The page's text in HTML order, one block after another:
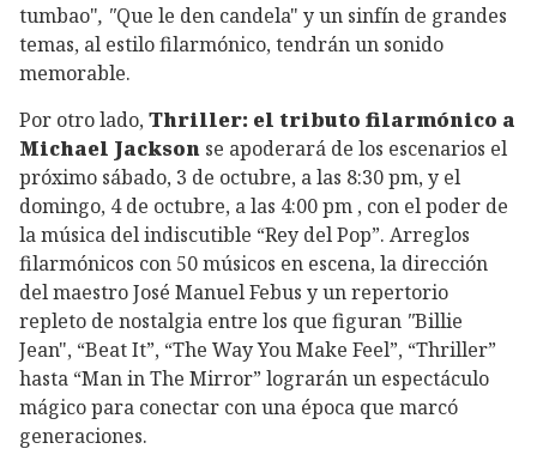
tumbao", "Que le den candela" y un sinfín de grandes
temas, al estilo filarmónico, tendrán un sonido
memorable.
Por otro lado,Thriller: el tributo filarmónico a
Michael Jackson se apoderará de los escenarios el
próximo sábado, 3 de octubre, a las 8:30 pm, y el
domingo, 4 de octubre, a las 4:00 pm , con el poder de
la música del indiscutible “Rey del Pop”. Arreglos
filarmónicos con 50 músicos en escena, la dirección
del maestro José Manuel Febus y un repertorio
repleto de nostalgia entre los que figuran "Billie
Jean", “Beat It”, “The Way You Make Feel”, “Thriller”
hasta “Man in The Mirror” lograrán un espectáculo
mágico para conectar con una época que marcó
generaciones.